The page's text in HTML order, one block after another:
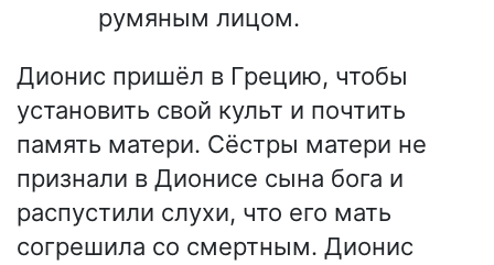
румяным лицом.
Дионис пришёл в Грецию, чтобы
установить свой культ и почтить
память матери. Сёстры матери не
признали в Дионисе сына бога и
распустили слухи, что его мать
согрешила со смертным. Дионис